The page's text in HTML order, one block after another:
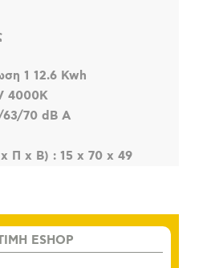
1 12.6 Kwh
4000K
63/70 dB Α
x Π x Β) : 15 x 70 x 49
ESHOP